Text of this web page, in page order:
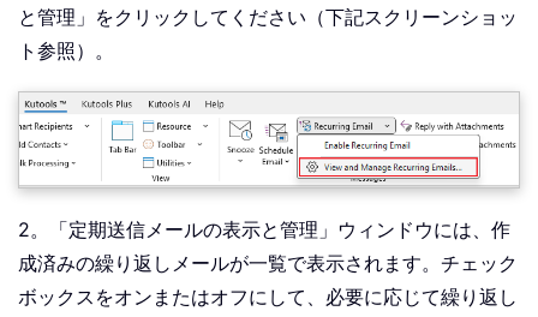
と管理」をクリックしてください（下記スクリーンショッ
ト参照）。
2。「定期送信メールの表示と管理」ウィンドウには、作
成済みの繰り返しメールが一覧で表示されます。チェック
ボックスをオンまたはオフにして、必要に応じて繰り返し